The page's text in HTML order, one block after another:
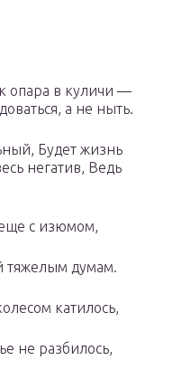
опара в куличи —
а не ныть.
Будет жизнь
негатив, Ведь
с изюмом,
тяжелым думам.
катилось,
не разбилось,